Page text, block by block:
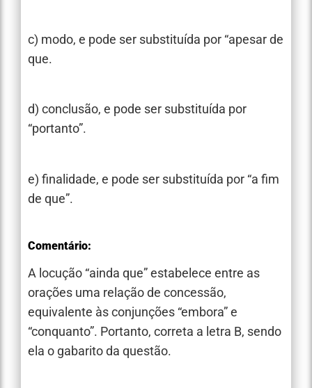
c) modo, e pode ser substituída por “apesar de
que.
d) conclusão, e pode ser substituída por
“portanto”.
e) finalidade, e pode ser substituída por “a fim
de que”.
Comentário:
A locução “ainda que” estabelece entre as
orações uma relação de concessão,
equivalente às conjunções “embora” e
“conquanto”. Portanto, correta a letra B, sendo
ela o gabarito da questão.